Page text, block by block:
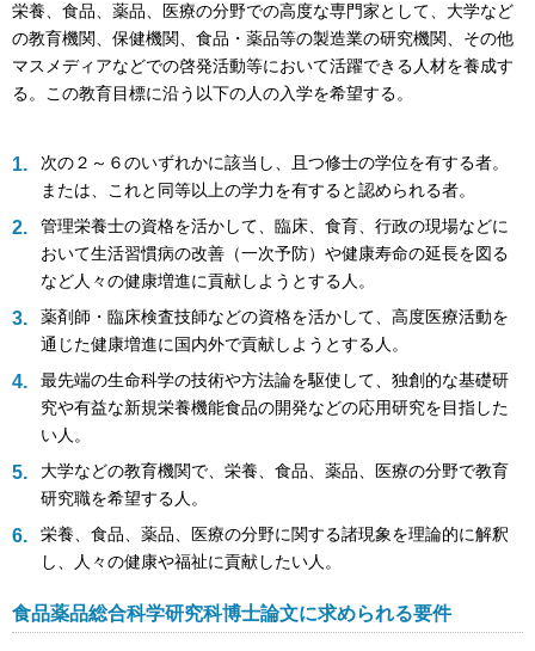
栄養、食品、薬品、医療の分野での高度な専門家として、大学など
の教育機関、保健機関、食品・薬品等の製造業の研究機関、その他
マスメディアなどでの啓発活動等において活躍できる人材を養成す
る。この教育目標に沿う以下の人の入学を希望する。
次の２～６のいずれかに該当し、且つ修士の学位を有する者。
または、これと同等以上の学力を有すると認められる者。
管理栄養士の資格を活かして、臨床、食育、行政の現場などに
おいて生活習慣病の改善（一次予防）や健康寿命の延長を図る
など人々の健康増進に貢献しようとする人。
薬剤師・臨床検査技師などの資格を活かして、高度医療活動を
通じた健康増進に国内外で貢献しようとする人。
最先端の生命科学の技術や方法論を駆使して、独創的な基礎研
究や有益な新規栄養機能食品の開発などの応用研究を目指した
い人。
大学などの教育機関で、栄養、食品、薬品、医療の分野で教育
研究職を希望する人。
栄養、食品、薬品、医療の分野に関する諸現象を理論的に解釈
し、人々の健康や福祉に貢献したい人。
食品薬品総合科学研究科博士論文に求められる要件